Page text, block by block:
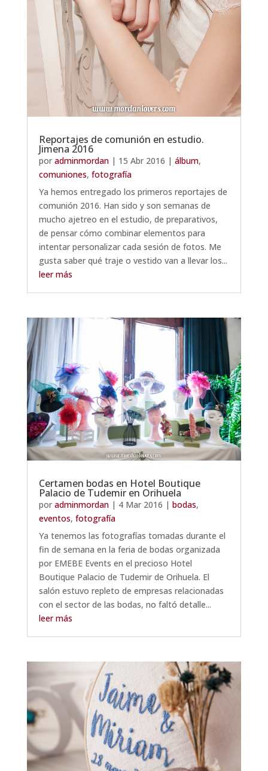
Reportajes de comunión en estudio.
Jimena 2016
por adminmordan| 15 Abr 2016 | álbum,
comuniones, fotografía
Ya hemos entregado los primeros reportajes de
comunión 2016. Han sido y son semanas de
mucho ajetreo en el estudio, de preparativos,
de pensar cómo combinar elementos para
intentar personalizar cada sesión de fotos. Me
gusta saber qué traje o vestido van a llevar los...
leer más
Certamen bodas en Hotel Boutique
Palacio de Tudemir en Orihuela
por adminmordan| 4 Mar 2016 | bodas,
eventos, fotografía
Ya tenemos las fotografías tomadas durante el
fin de semana en la feria de bodas organizada
por EMEBE Events en el precioso Hotel
Boutique Palacio de Tudemir de Orihuela. El
salón estuvo repleto de empresas relacionadas
con el sector de las bodas, no faltó detalle...
leer más